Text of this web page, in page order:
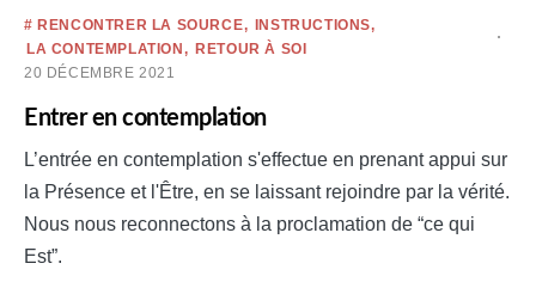
# RENCONTRER LA SOURCE
INSTRUCTIONS
LA CONTEMPLATION
RETOUR À SOI
20 DÉCEMBRE 2021
Entrer en contemplation
L’entrée en contemplation s'effectue en prenant appui sur
la Présence et l'Être, en se laissant rejoindre par la vérité.
Nous nous reconnectons à la proclamation de “ce qui
Est”.